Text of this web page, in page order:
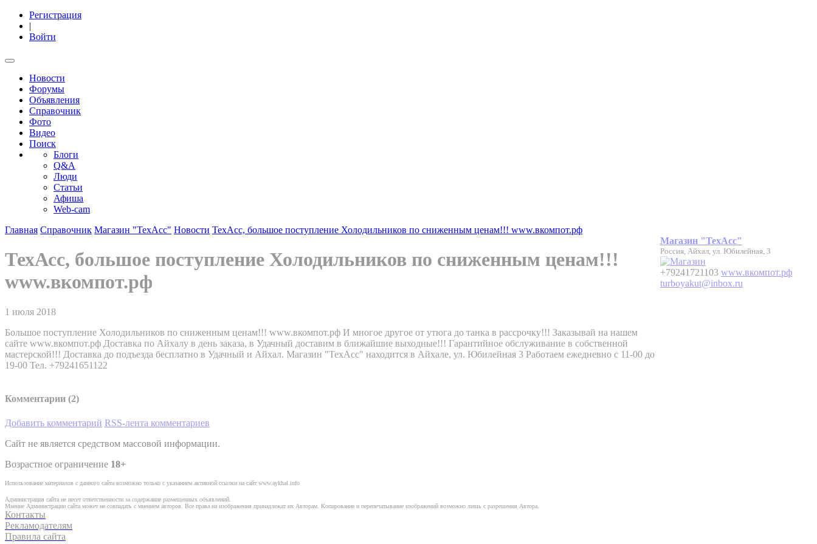
Регистрация
|
Войти
Новости
Форумы
Объявления
Справочник
Фото
Видео
Поиск
Блоги
Q&A
Люди
Статьи
Афиша
Web-cam
Главная Справочник Магазин "ТехАсс" Новости ​ТехАсс, большое поступление Холодильников по сниженным ценам!!! www.вкомпот.рф
​ТехАсс, большое поступление Холодильников по сниженным ценам!!!
www.вкомпот.рф
1 июля 2018
Большое поступление Холодильников по сниженным ценам!!! www.вкомпот.рф И многое другое от утюга до танка в рассрочку!!! Заказывай на нашем
сайте www.вкомпот.рф Доставка по Айхалу в день заказа, в Удачный доставим в ближайшие выходные!!! Гарантийное обслуживание в собственной
мастерской!!! Доставка до подъезда бесплатно в Удачный и Айхал. Магазин "ТехАсс" находится в Айхале, ул. Юбилейная 3 Работаем ежедневно с 11-00 до
19-00 Тел. +79241651122
Магазин "ТехАсс"
Россия, Айхал, ул. Юбилейная, 3
+79241721103 www.вкомпот.рф
turboyakut@inbox.ru
Комментарии (2)
Добавить комментарий RSS-лента комментариев
Сайт не является средством массовой информации.
Возрастное ограничение 18+
Использование материалов с данного сайта возможно только с указанием активной ссылки на сайт www.aykhal.info
Администрация сайта не несет ответственности за содержание размещенных объявлений.
Мнение Администрации сайта может не совпадать с мнением авторов. Все права на изображения принадлежат их Авторам. Копирование и перепечатывание изображений возможно лишь с разрешения Автора.
Контакты
Рекламодателям
Правила сайта